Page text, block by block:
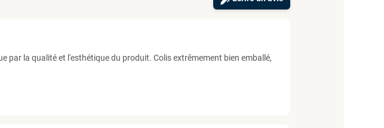
par la qualité et l'esthétique du produit. Colis extrêmement bien emballé,